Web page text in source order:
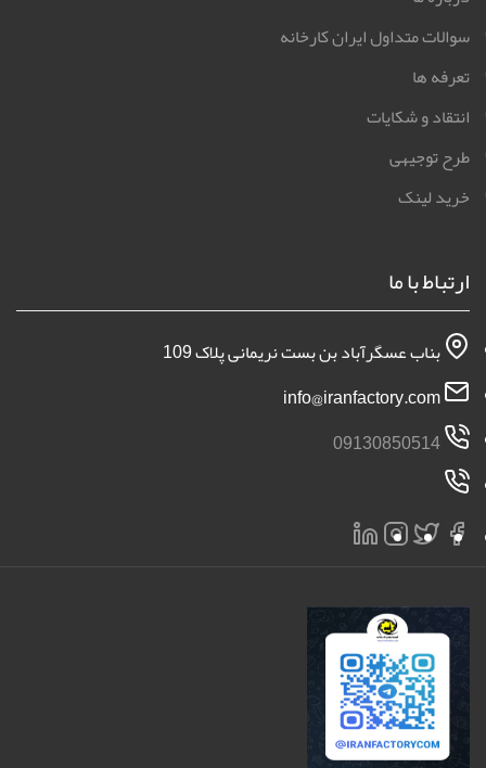
سوالات متداول ایران کارخانه
تعرفه ها
انتقاد و شکایات
طرح توجیهی
خرید لینک
ارتباط با ما
بناب عسگرآباد بن بست نریمانی پلاک 109
09130850514